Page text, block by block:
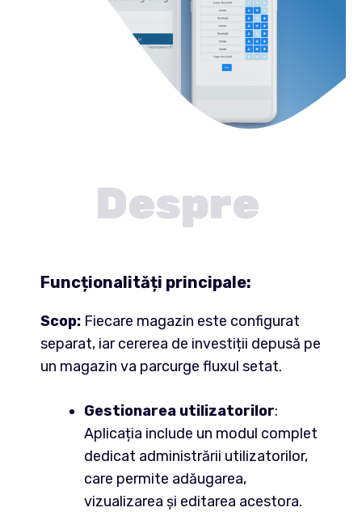
Despre
Funcționalități principale:
Scop: Fiecare magazin este configurat
separat, iar cererea de investiții depusă pe
un magazin va parcurge fluxul setat.
Gestionarea utilizatorilor:
Aplicația include un modul complet
dedicat administrării utilizatorilor,
care permite adăugarea,
vizualizarea și editarea acestora.